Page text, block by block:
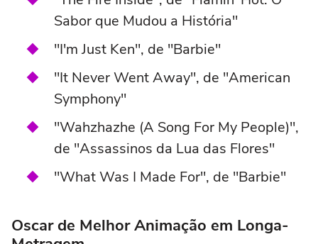
Sabor que Mudou a História"
"I'm Just Ken", de "Barbie"
"It Never Went Away", de "American
Symphony"
"Wahzhazhe (A Song For My People)",
de "Assassinos da Lua das Flores"
"What Was I Made For", de "Barbie"
Oscar de Melhor Animação em Longa-